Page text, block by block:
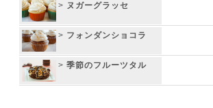
> ヌガーグラッセ
> フォンダンショコラ
> 季節のフルーツタル